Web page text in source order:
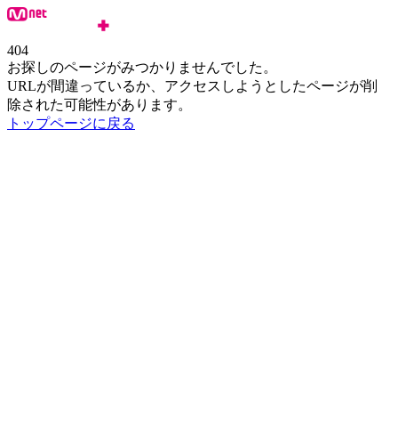
404
お探しのページがみつかりませんでした。
URLが間違っているか、アクセスしようとしたページが削
除された可能性があります。
トップページに戻る